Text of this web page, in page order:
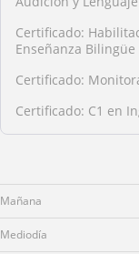
Certificado:
Enseñanza Bilingüe
Certificado:
Certificado: C1 en
Mañana
Mediodía